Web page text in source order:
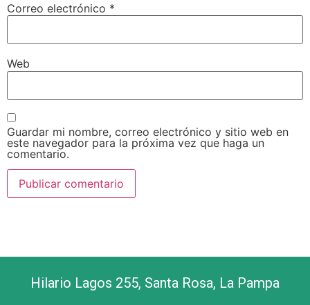
Correo electrónico *
Web
Guardar mi nombre, correo electrónico y sitio web en
este navegador para la próxima vez que haga un
comentario.
Hilario Lagos 255, Santa Rosa, La Pampa